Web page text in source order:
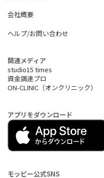
会社概要
ヘルプ/お問い合わせ
関連メディア
studio15 times
資金調達プロ
ON-CLINIC（オンクリニック）
アプリをダウンロード
モッピー公式SNS